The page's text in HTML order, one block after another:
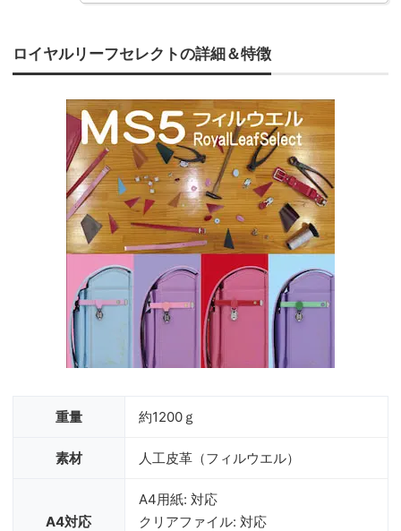
ロイヤルリーフセレクトの詳細＆特徴
重量 約1200ｇ
素材 人工皮革（フィルウエル）
A4対応
A4用紙: 対応
クリアファイル: 対応